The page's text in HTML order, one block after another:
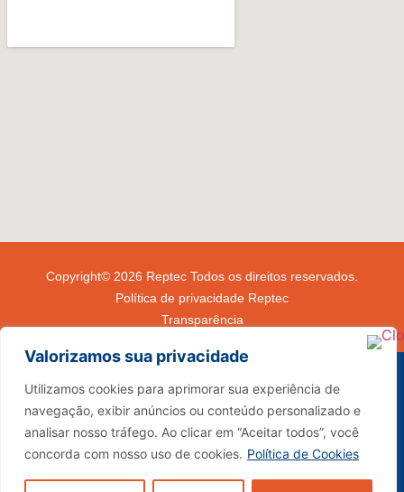
Valorizamos sua privacidade
Utilizamos cookies para aprimorar sua experiência de
navegação, exibir anúncios ou conteúdo personalizado e
analisar nosso tráfego. Ao clicar em “Aceitar todos”, você
concorda com nosso uso de cookies. Política de Cookies
Copyright© 2026 Reptec Todos os direitos reservados.
Política de privacidade Reptec
Transparência
(34) 3291-4000
sac@reptec.com.br